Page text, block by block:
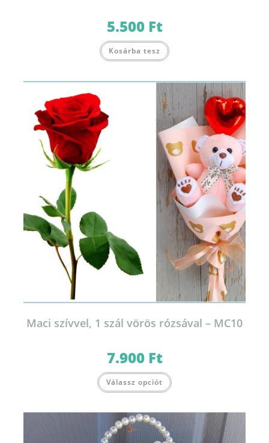
5.500 Ft
Kosárba tesz
Maci szívvel, 1 szál vörös rózsával – MC10
7.900 Ft
Válassz opciót